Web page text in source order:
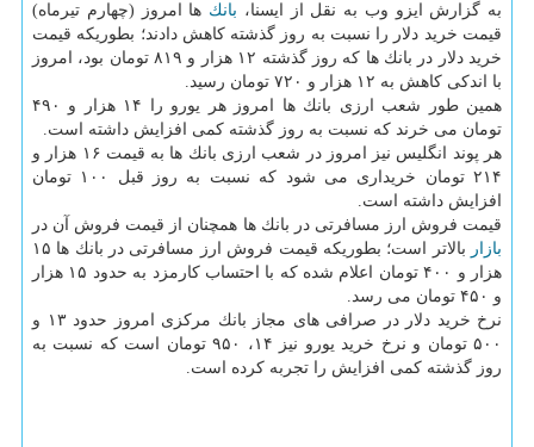
به گزارش ایزو وب به نقل از ایسنا، بانك ها امروز (چهارم تیرماه)
قیمت خرید دلار را نسبت به روز گذشته كاهش دادند؛ بطوریكه قیمت
خرید دلار در بانك ها كه روز گذشته ۱۲ هزار و ۸۱۹ تومان بود، امروز
با اندكی كاهش به ۱۲ هزار و ۷۲۰ تومان رسید.
همین طور شعب ارزی بانك ها امروز هر یورو را ۱۴ هزار و ۴۹۰
تومان می خرند كه نسبت به روز گذشته كمی افزایش داشته است.
هر پوند انگلیس نیز امروز در شعب ارزی بانك ها به قیمت ۱۶ هزار و
۲۱۴ تومان خریداری می شود كه نسبت به روز قبل ۱۰۰ تومان
افزایش داشته است.
قیمت فروش ارز مسافرتی در بانك ها همچنان از قیمت فروش آن در
بازار
بالاتر است؛ بطوریكه قیمت فروش ارز مسافرتی در بانك ها ۱۵
هزار و ۴۰۰ تومان اعلام شده كه با احتساب كارمزد به حدود ۱۵ هزار
و ۴۵۰ تومان می رسد.
نرخ خرید دلار در صرافی های مجاز بانك مركزی امروز حدود ۱۳ و
۵۰۰ تومان و نرخ خرید یورو نیز ۱۴، ۹۵۰ تومان است كه نسبت به
روز گذشته كمی افزایش را تجربه كرده است.